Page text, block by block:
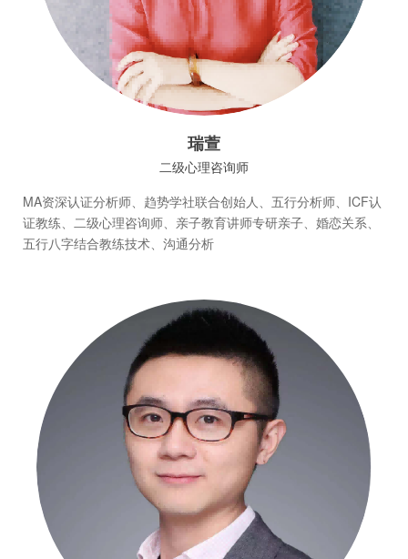
瑞萱
二级心理咨询师
MA资深认证分析师、趋势学社联合创始人、五行分析师、ICF认
证教练、二级心理咨询师、亲子教育讲师专研亲子、婚恋关系、
五行八字结合教练技术、沟通分析